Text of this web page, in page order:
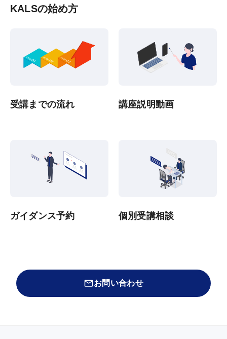
KALSの始め方
受講までの流れ 講座説明動画
ガイダンス予約 個別受講相談
お問い合わせ